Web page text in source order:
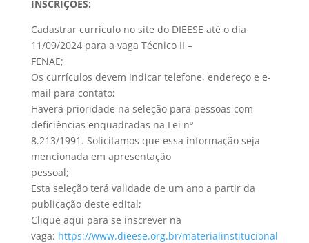
INSCRIÇÕES:
Cadastrar currículo no site do DIEESE até o dia
11/09/2024 para a vaga Técnico II –
FENAE;
Os currículos devem indicar telefone, endereço e e-
mail para contato;
Haverá prioridade na seleção para pessoas com
deficiências enquadradas na Lei nº
8.213/1991. Solicitamos que essa informação seja
mencionada em apresentação
pessoal;
Esta seleção terá validade de um ano a partir da
publicação deste edital;
Clique aqui para se inscrever na
vaga: https://www.dieese.org.br/materialinstitucional